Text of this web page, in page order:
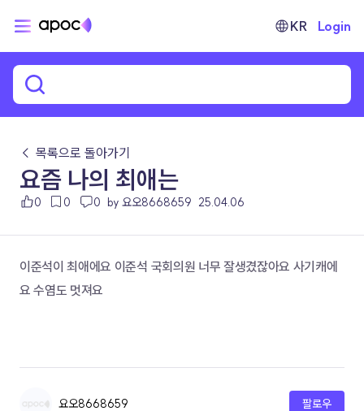
KR Login
← 목록으로 돌아가기
요즘 나의 최애는
0 0 0 by 요오8668659 25.04.06
이준석이 최애에요 이준석 국회의원 너무 잘생겼잖아요 사기캐에
요 수염도 멋져요
요오8668659 팔로우